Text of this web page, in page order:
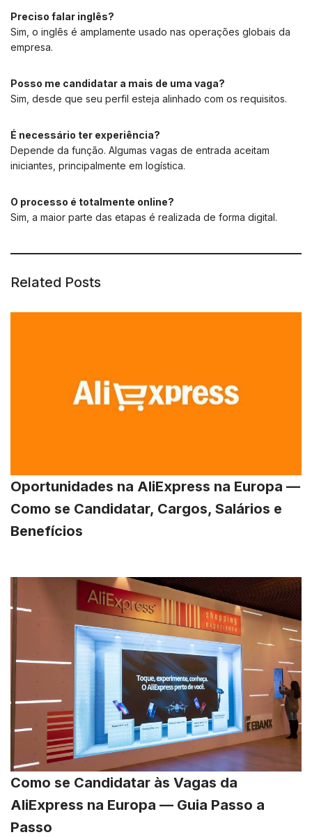
Preciso falar inglês?
Sim, o inglês é amplamente usado nas operações globais da
empresa.
Posso me candidatar a mais de uma vaga?
Sim, desde que seu perfil esteja alinhado com os requisitos.
É necessário ter experiência?
Depende da função. Algumas vagas de entrada aceitam
iniciantes, principalmente em logística.
O processo é totalmente online?
Sim, a maior parte das etapas é realizada de forma digital.
Related Posts
Oportunidades na AliExpress na Europa —
Como se Candidatar, Cargos, Salários e
Benefícios
Como se Candidatar às Vagas da
AliExpress na Europa — Guia Passo a
Passo